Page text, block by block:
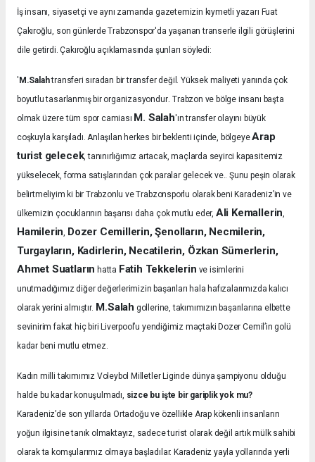
İş insanı, siyasetçi ve aynı zamanda gazetemizin kıymetli yazarı Fuat
Çakıroğlu, son günlerde Trabzonspor'da yaşanan transerle ilgili görüşlerini
dile getirdi. Çakıroğlu açıklamasında şunları söyledi:
' M.Salahtransferi sıradan bir transfer değil. Yüksek maliyeti yanında çok
boyutlu tasarlanmış bir organizasyondur.Trabzon ve bölge insanı başta
olmak üzere tüm spor camiası M. Salah'ın transfer olayını büyük
coşkuyla karşıladı.Anlaşılan herkes bir beklenti içinde, bölgeyeArap
turist gelecek, tanınırlığımız artacak, maçlarda seyirci kapasitemiz
yükselecek, forma satışlarından çok paralar gelecek ve.. Şunu peşin olarak
belirtmeliyim ki bir Trabzonlu ve Trabzonsporlu olarak beni Karadeniz’in ve
ülkemizin çocuklarının başarısı daha çok mutlu eder, Ali Kemallerin,
Hamilerin, Dozer Cemillerin, Şenolların, Necmilerin,
Turgayların, Kadirlerin, Necatilerin, Özkan Sümerlerin,
Ahmet Suatların hatta Fatih Tekkelerin ve isimlerini
unutmadığımız diğer değerlerimizin başarıları hala hafızalarımızda kalıcı
olarak yerini almıştır. M.Salah gollerine, takımımızın başarılarına elbette
sevinirim fakat hiç biri Liverpool’u yendiğimiz maçtaki Dozer Cemil’in golü
kadar beni mutlu etmez.
Kadın milli takımımız Voleybol Milletler Liginde dünya şampiyonu olduğu
halde bu kadar konuşulmadı, sizce bu işte bir gariplik yok mu?
Karadeniz’de son yıllarda Ortadoğu ve özellikle Arap kökenli insanların
yoğun ilgisine tanık olmaktayız, sadece turist olarak değil artık mülk sahibi
olarak ta komşularımız olmaya başladılar. Karadeniz yayla yollarında yerli